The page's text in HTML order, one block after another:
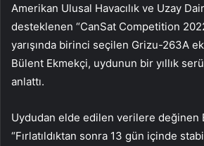
Amerikan Ulusal Havacılık ve Uzay
desteklenen “CanSat Competition
yarışında birinci seçilen Grizu-263A
Bülent Ekmekçi, uydunun bir yıllık
anlattı.
Uydudan elde edilen verilere değinen
“Fırlatıldıktan sonra 13 gün içinde